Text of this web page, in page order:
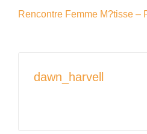
Rencontre Femme M?tisse –
dawn_harvell